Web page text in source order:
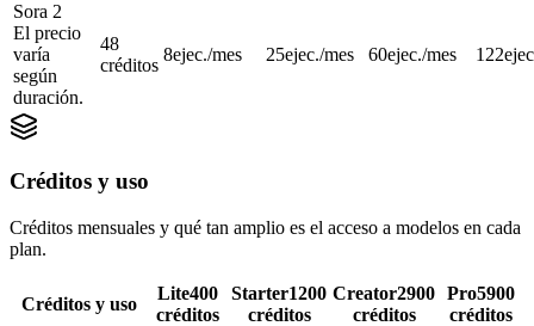
Sora 2
El precio
varía
según
duración.
48
créditos
8ejec./mes 25ejec./mes 60ejec./mes 122
Créditos y uso
Créditos mensuales y qué tan amplio es el acceso a modelos en cada
plan.
Créditos y uso
Lite400
créditos
Starter1200
créditos
Creator2900
créditos
Pro5900
créditos